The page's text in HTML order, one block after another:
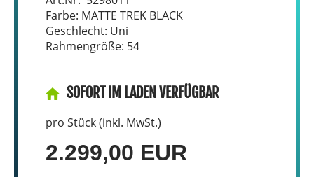
Farbe: MATTE TREK BLACK
Geschlecht: Uni
Rahmengröße: 54
SOFORT IM LADEN VERFÜGBAR
pro Stück (inkl. MwSt.)
2.299,00 EUR